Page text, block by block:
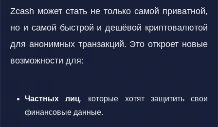
Zcash может стать не только самой приватной,
но и самой быстрой и дешёвой криптовалютой
для анонимных транзакций. Это откроет новые
возможности для:
Частных лиц, которые хотят защитить свои
финансовые данные.